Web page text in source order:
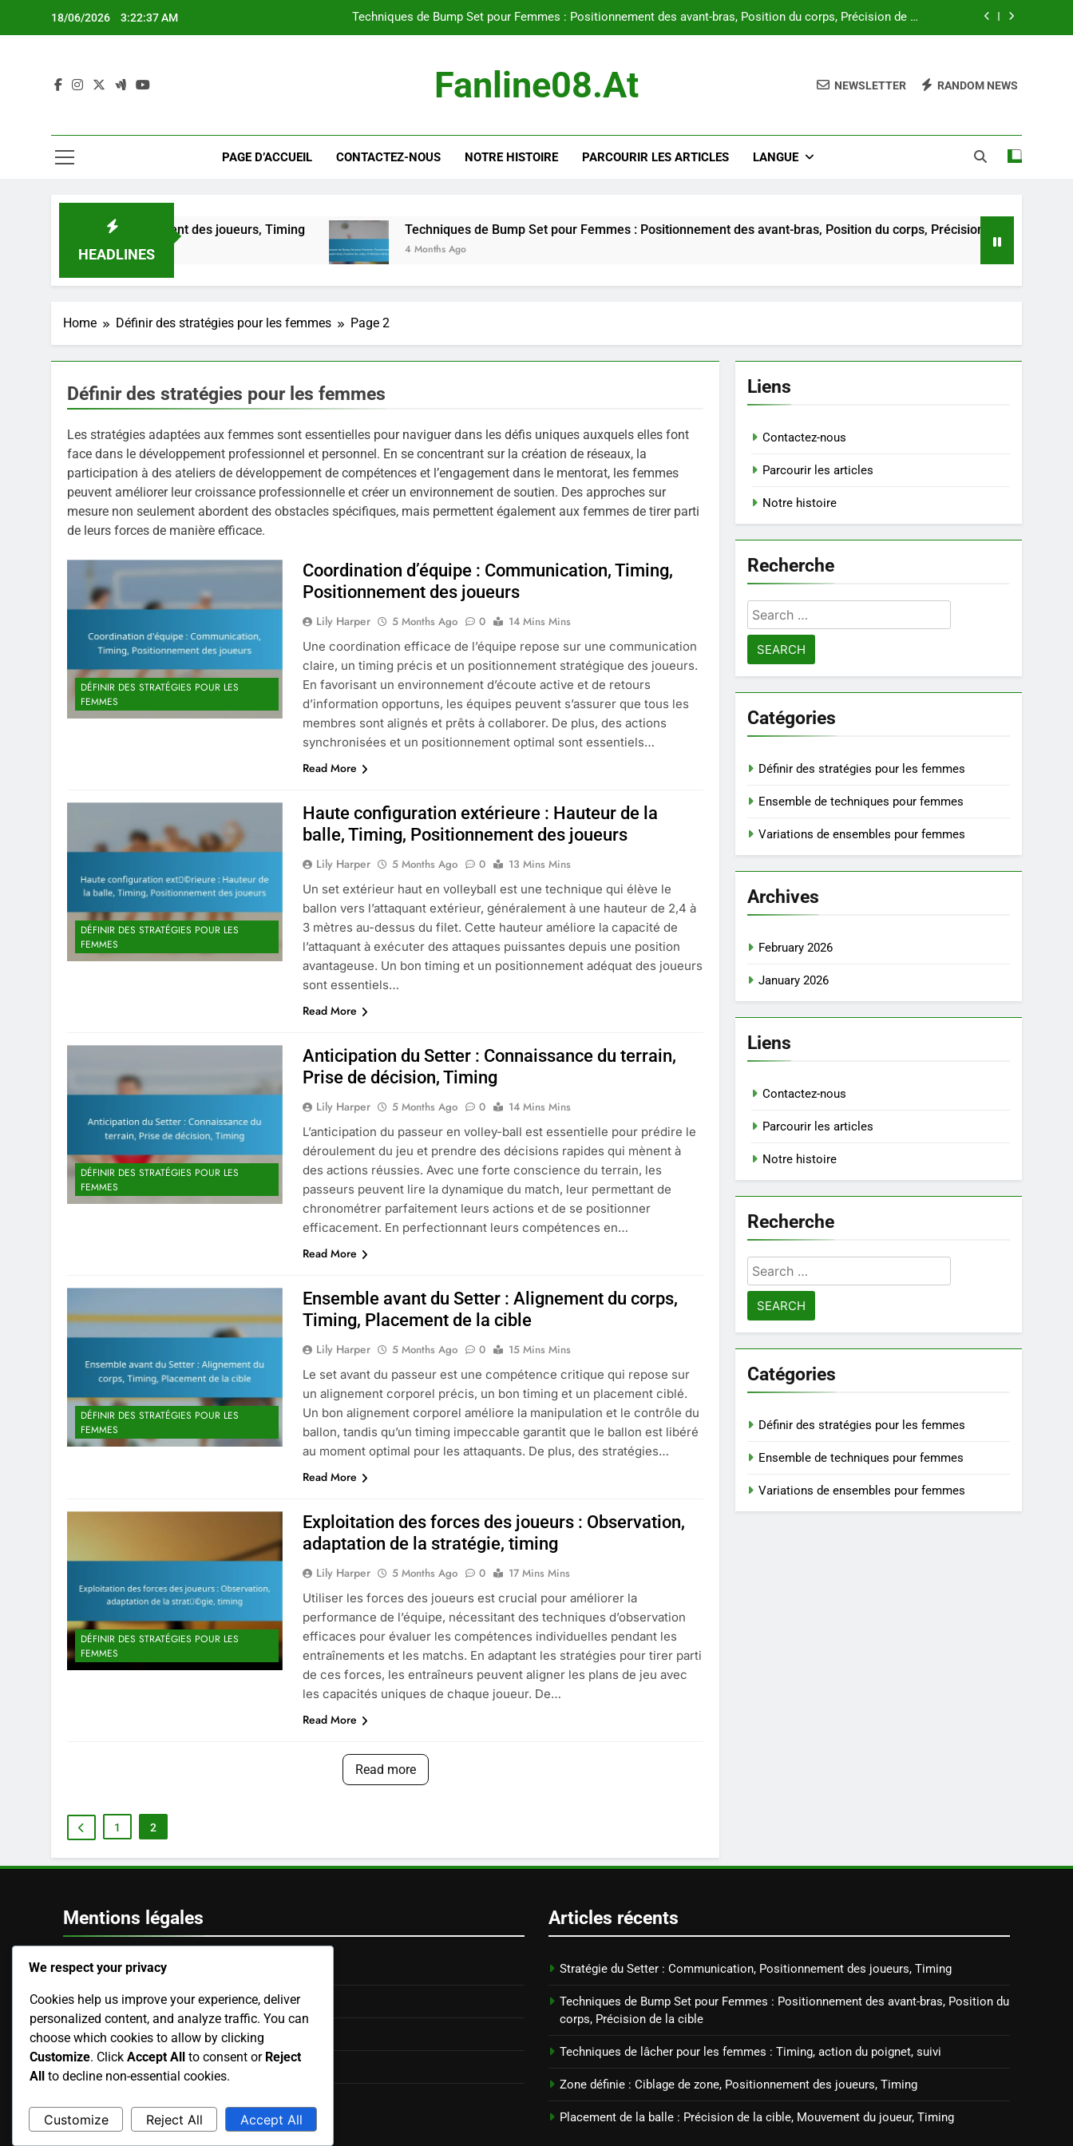
18/06/2026 3:22:38 AM
Techniques de Bump Set pour Femmes : Positionnement des avant-bras, Position du corps, Précision de la
Zone définie : Ciblage de zone, Positionnement des joueurs, Timing
Techniques de Bump Set pour Femmes : Positionnement des avant-bras, Position du corps, Précision de la
Zone définie : Ciblage de zone, Positionnement des joueurs, Timing
Fanline08.at NEWSLETTER RANDOM NEWS
PAGE D’ACCUEIL CONTACTEZ-NOUS NOTRE HISTOIRE PARCOURIR LES ARTICLES LANGUE
HEADLINES
Positionnement des joueurs, Timing Techniques de Bump Set pour Femmes : Positionnement des avant-bras, Position du corps, Précision de la cible
4 Months Ago
Home Définir des stratégies pour les femmes Page 2
Définir des stratégies pour les femmes
Les stratégies adaptées aux femmes sont essentielles pour naviguer dans les défis uniques auxquels elles font
face dans le développement professionnel et personnel. En se concentrant sur la création de réseaux, la
participation à des ateliers de développement de compétences et l’engagement dans le mentorat, les femmes
peuvent améliorer leur croissance professionnelle et créer un environnement de soutien. Des approches sur
mesure non seulement abordent des obstacles spécifiques, mais permettent également aux femmes de tirer parti
de leurs forces de manière efficace.
DÉFINIR DES STRATÉGIES POUR LES
FEMMES
Coordination d’équipe : Communication, Timing,
Positionnement des joueurs
Lily Harper 5 Months Ago 0
14 Mins Mins
Une coordination efficace de l’équipe repose sur une communication
claire, un timing précis et un positionnement stratégique des joueurs.
En favorisant un environnement d’écoute active et de retours
d’information opportuns, les équipes peuvent s’assurer que tous les
membres sont alignés et prêts à collaborer. De plus, des actions
synchronisées et un positionnement optimal sont essentiels…
Read More
DÉFINIR DES STRATÉGIES POUR LES
FEMMES
Haute configuration extérieure : Hauteur de la
balle, Timing, Positionnement des joueurs
Lily Harper 5 Months Ago 0
13 Mins Mins
Un set extérieur haut en volleyball est une technique qui élève le
ballon vers l’attaquant extérieur, généralement à une hauteur de 2,4 à
3 mètres au-dessus du filet. Cette hauteur améliore la capacité de
l’attaquant à exécuter des attaques puissantes depuis une position
avantageuse. Un bon timing et un positionnement adéquat des joueurs
sont essentiels…
Read More
DÉFINIR DES STRATÉGIES POUR LES
FEMMES
Anticipation du Setter : Connaissance du terrain,
Prise de décision, Timing
Lily Harper 5 Months Ago 0
14 Mins Mins
L’anticipation du passeur en volley-ball est essentielle pour prédire le
déroulement du jeu et prendre des décisions rapides qui mènent à
des actions réussies. Avec une forte conscience du terrain, les
passeurs peuvent lire la dynamique du match, leur permettant de
chronométrer parfaitement leurs actions et de se positionner
efficacement. En perfectionnant leurs compétences en…
Read More
DÉFINIR DES STRATÉGIES POUR LES
FEMMES
Ensemble avant du Setter : Alignement du corps,
Timing, Placement de la cible
Lily Harper 5 Months Ago 0
15 Mins Mins
Le set avant du passeur est une compétence critique qui repose sur
un alignement corporel précis, un bon timing et un placement ciblé.
Un bon alignement corporel améliore la manipulation et le contrôle du
ballon, tandis qu’un timing impeccable garantit que le ballon est libéré
au moment optimal pour les attaquants. De plus, des stratégies…
Read More
DÉFINIR DES STRATÉGIES POUR LES
FEMMES
Exploitation des forces des joueurs : Observation,
adaptation de la stratégie, timing
Lily Harper 5 Months Ago 0
17 Mins Mins
Utiliser les forces des joueurs est crucial pour améliorer la
performance de l’équipe, nécessitant des techniques d’observation
efficaces pour évaluer les compétences individuelles pendant les
entraînements et les matchs. En adaptant les stratégies pour tirer parti
de ces forces, les entraîneurs peuvent aligner les plans de jeu avec
les capacités uniques de chaque joueur. De…
Read More
Read more
1 2
Liens
Contactez-nous
Parcourir les articles
Notre histoire
Recherche
Search
for:
Catégories
Définir des stratégies pour les femmes
Ensemble de techniques pour femmes
Variations de ensembles pour femmes
Archives
February 2026
January 2026
Liens
Contactez-nous
Parcourir les articles
Notre histoire
Recherche
Search
for:
Catégories
Définir des stratégies pour les femmes
Ensemble de techniques pour femmes
Variations de ensembles pour femmes
Mentions légales
Termes et conditions
Notre histoire
Contactez-nous
Préférences de cookies
Articles récents
Stratégie du Setter : Communication, Positionnement des joueurs, Timing
Techniques de Bump Set pour Femmes : Positionnement des avant-bras, Position du
corps, Précision de la cible
Techniques de lâcher pour les femmes : Timing, action du poignet, suivi
Zone définie : Ciblage de zone, Positionnement des joueurs, Timing
Placement de la balle : Précision de la cible, Mouvement du joueur, Timing
We respect your privacy
Cookies help us improve your experience, deliver
personalized content, and analyze traffic. You can
choose which cookies to allow by clicking
Customize. Click Accept All to consent or Reject
All
to decline non-essential cookies.
Customize Reject All Accept All